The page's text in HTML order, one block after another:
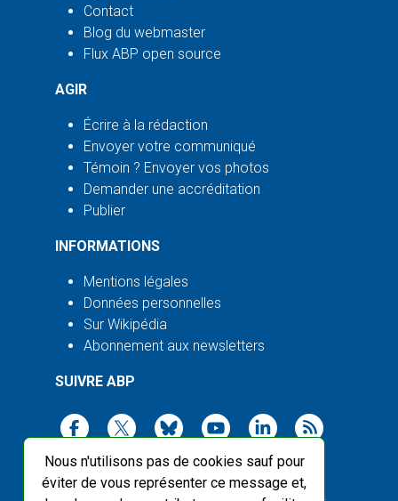
Nous n'utilisons pas de cookies sauf pour
éviter de vous représenter ce message et,
Contact
Blog du webmaster
Flux ABP open source
AGIR
Écrire à la rédaction
Envoyer votre communiqué
Témoin ? Envoyer vos photos
Demander une accréditation
Publier
INFORMATIONS
Mentions légales
Données personnelles
Sur Wikipédia
Abonnement aux newsletters
SUIVRE ABP